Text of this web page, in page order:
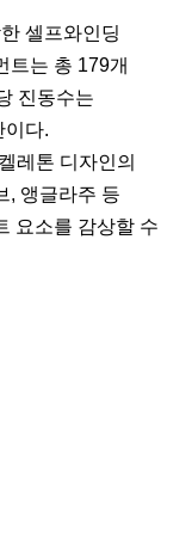
셀프와인딩
트는 총 179개
진동수는
이다.
레톤 디자인의
, 앵글라주 등
요소를 감상할 수